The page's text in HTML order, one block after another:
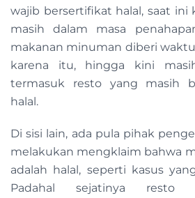
wajib bersertifikat halal, saat ini
masih dalam masa
makanan minuman diberi
karena itu, hingga kini
termasuk resto yang masih
halal.
Di sisi lain, ada pula pihak
melakukan mengklaim bahwa
adalah halal, seperti kasus
Padahal sejatinya resto